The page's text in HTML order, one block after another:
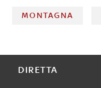
MONTAGNA
DIRETTA